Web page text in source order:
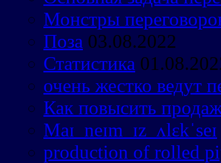
Монстры
Поза 03.08.2022
Статистика
очень жестко ведут
Как повысить
Maɪ neɪm ɪz ʌlɛkˈseɪ
production of rolled